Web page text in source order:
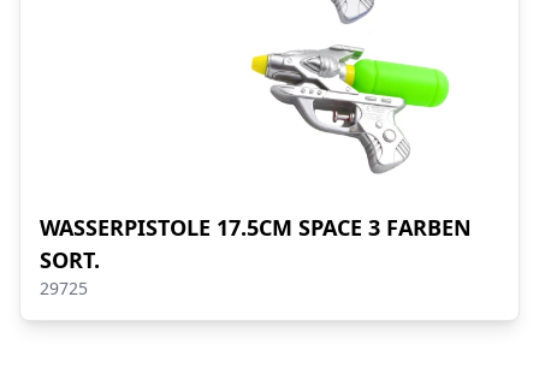
WASSERPISTOLE 17.5CM SPACE 3 FARBEN
SORT.
29725